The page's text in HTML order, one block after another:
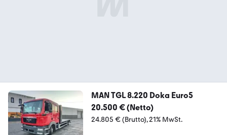
MAN TGL 8.220 Doka Euro5
20.500 € (Netto)
24.805 € (Brutto) 21% MwSt.